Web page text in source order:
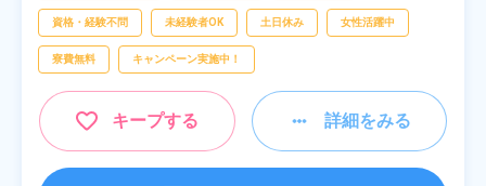
資格・経験不問 未経験者OK 土日休み 女性活躍中
寮費無料 キャンペーン実施中！
キープする 詳細をみる